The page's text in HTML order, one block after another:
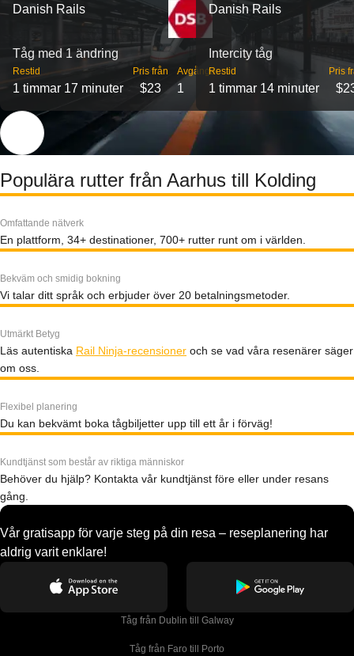
Danish Rails
Tåg med 1 ändring
Restid
1 timmar 17 minuter
Pris från
$23
Avgångar
1
Danish Rails
Intercity tåg
Restid
1 timmar 14 minuter
Pris
Populära rutter från Aarhus till Kolding
Omfattande nätverk
En plattform, 34+ destinationer, 700+ rutter runt om i världen.
Bekväm och smidig bokning
Vi talar ditt språk och erbjuder över 20 betalningsmetoder.
Utmärkt Betyg
Läs autentiska Rail Ninja-recensioner och se vad våra resenärer säger
om oss.
Flexibel planering
Du kan bekvämt boka tågbiljetter upp till ett år i förväg!
Kundtjänst som består av riktiga människor
Behöver du hjälp? Kontakta vår kundtjänst före eller under resans
gång.
Vår gratisapp för varje steg på din resa – reseplanering har
aldrig varit enklare!
Tåg från Dublin till Galway
Tåg från Faro till Porto